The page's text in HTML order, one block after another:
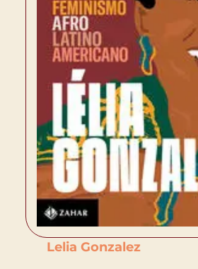
Lelia Gonzalez